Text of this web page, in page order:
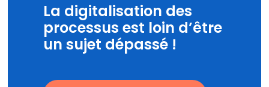
La digitalisation des
processus est loin d’être
un sujet dépassé !